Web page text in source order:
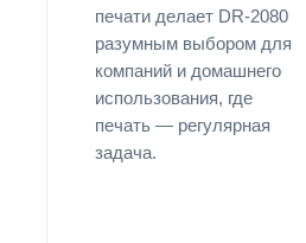
печати делает DR-2080
разумным выбором для
компаний и домашнего
использования, где
печать — регулярная
задача.